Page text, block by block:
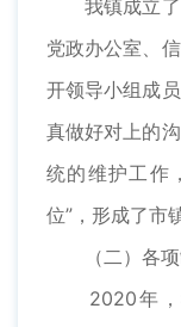
我镇成立了
党政办公室、
开领导小组成
真做好对上的
统的维护工作
位”，形成了市
（二）各项
2020年，